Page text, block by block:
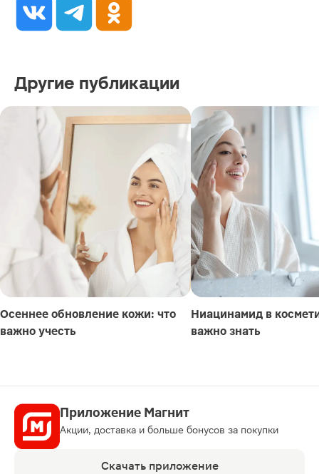
Другие публикации
Осеннее обновление кожи: что
важно учесть
Ниацинамид в
важно знать
Приложение Магнит
Акции, доставка и больше бонусов за покупки
Скачать приложение